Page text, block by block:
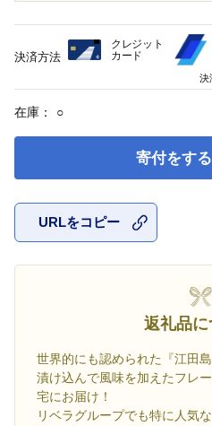
在庫： ○
寄付をする
URLをコピー
返礼品に
世界的にも認められた『江田
漬け込んで風味を加えたフレ
宅にお届け！
リベラグループでも特に人気
決済方法
クレジット
カード
決